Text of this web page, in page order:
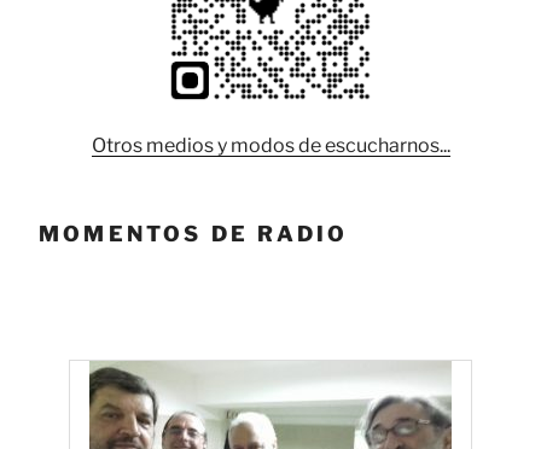
Otros medios y modos de escucharnos...
MOMENTOS DE RADIO